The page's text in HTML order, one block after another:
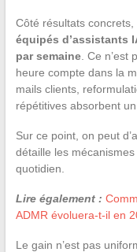
Côté résultats
équipés d’assistants
par semaine. Ce n’est
heure compte dans la
mails clients,
répétitives absorbent
Sur ce point, on peut
détaille les
quotidien.
Lire également :
ADMR évoluera-t-il en
Le gain n’est pas